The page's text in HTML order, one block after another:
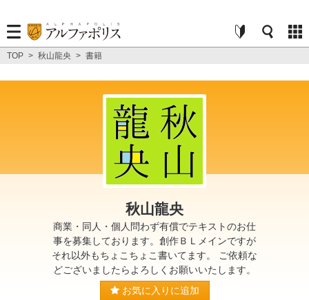
TOP > 秋山龍央 > 書籍
秋山龍央
商業・同人・個人問わず有償でテキストのお仕
事を募集しております。創作ＢＬメインですが
それ以外もちょこちょこ書いてます。 ご依頼な
どございましたらよろしくお願いいたします。
お気に入りに追加